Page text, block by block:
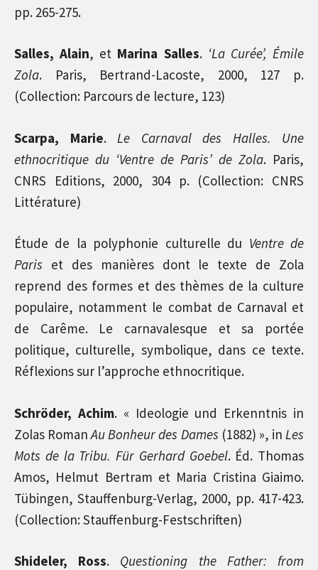
pp. 265-275.
Salles, Alain, et Marina Salles. ‘La Curée’, Émile
Zola. Paris, Bertrand-Lacoste, 2000, 127 p.
(Collection: Parcours de lecture, 123)
Scarpa, Marie. Le Carnaval des Halles. Une
ethnocritique du ‘Ventre de Paris’ de Zola. Paris,
CNRS Editions, 2000, 304 p. (Collection: CNRS
Littérature)
Étude de la polyphonie culturelle du Ventre de
Paris et des manières dont le texte de Zola
reprend des formes et des thèmes de la culture
populaire, notamment le combat de Carnaval et
de Carême. Le carnavalesque et sa portée
politique, culturelle, symbolique, dans ce texte.
Réflexions sur l’approche ethnocritique.
Schröder, Achim. « Ideologie und Erkenntnis in
Zolas RomanAu Bonheur des Dames (1882) », in Les
Mots de la Tribu. Für Gerhard Goebel. Éd. Thomas
Amos, Helmut Bertram et Maria Cristina Giaimo.
Tübingen, Stauffenburg-Verlag, 2000, pp. 417-423.
(Collection: Stauffenburg-Festschriften)
Shideler, Ross. Questioning the Father: from